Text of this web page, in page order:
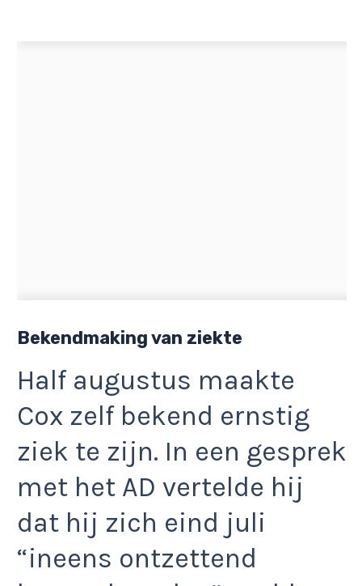
Bekendmaking van ziekte
Half augustus maakte
Cox zelf bekend ernstig
ziek te zijn. In een gesprek
met het AD vertelde hij
dat hij zich eind juli
“ineens ontzettend